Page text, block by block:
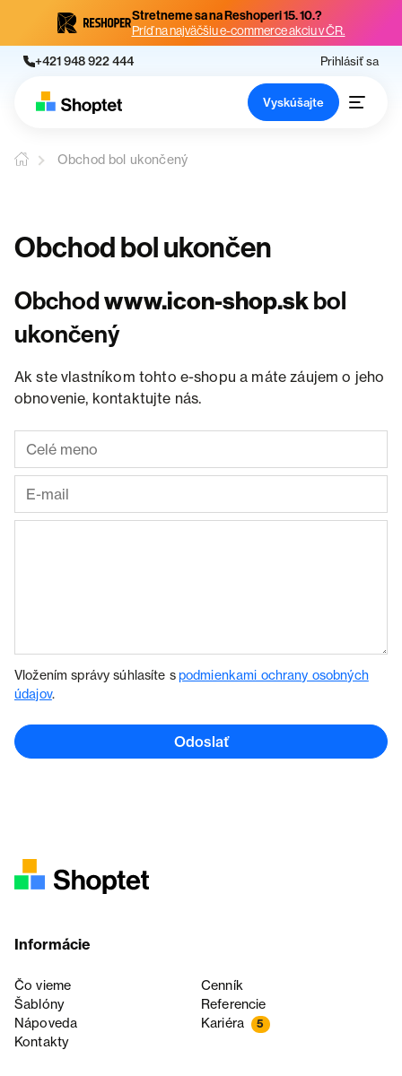
Stretneme sa na Reshoperi 15. 10.?
Príď na najväčšiu e-commerce akciu v ČR.
+421 948 922 444 Prihlásiť sa
Vyskúšajte
Obchod bol ukončený
Obchod bol ukončen
Obchodwww.icon-shop.skbol
ukončený
Ak ste vlastníkom tohto e-shopu a máte záujem o jeho
obnovenie, kontaktujte nás.
Vložením správy súhlasíte spodmienkami ochrany osobných
údajov.
Odoslať
Informácie
Čo vieme
Cenník
Šablóny
Referencie
Nápoveda
Kariéra 5
Kontakty